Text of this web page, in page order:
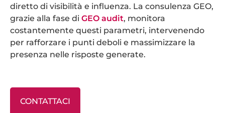
diretto di visibilità e influenza. La consulenza GEO,
grazie alla fase di GEO audit, monitora
costantemente questi parametri, intervenendo
per rafforzare i punti deboli e massimizzare la
presenza nelle risposte generate.
CONTATTACI